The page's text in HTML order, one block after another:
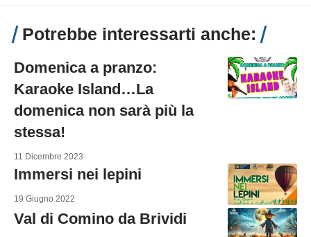
Potrebbe interessarti anche:
Domenica a pranzo:
Karaoke Island…La
domenica non sarà più la
stessa!
11 Dicembre 2023
Immersi nei lepini
19 Giugno 2022
Val di Comino da Brividi